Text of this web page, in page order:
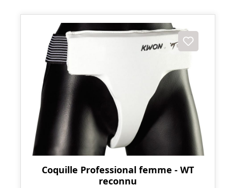
Coquille Professional femme - WT
reconnu